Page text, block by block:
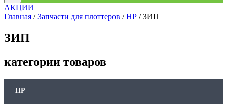
АКЦИИ
Главная /Запчасти для плоттеров /HP / ЗИП
ЗИП
категории товаров
HP